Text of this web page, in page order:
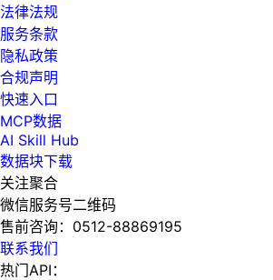
法律法规
服务条款
隐私政策
合规声明
快速入口
MCP数据
AI Skill Hub
数据块下载
关注聚合
微信服务号二维码
售前咨询： 0512-88869195
联系我们
热门API：